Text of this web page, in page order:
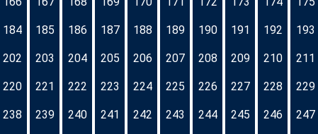
184 185 186 187 188 189 190 191 192 193
202 203 204 205 206 207 208 209 210 211
220 221 222 223 224 225 226 227 228 229
238 239 240 241 242 243 244 245 246 247